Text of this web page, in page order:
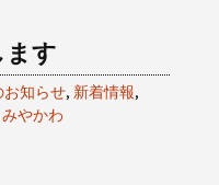
ます
お知らせ, 新着情報,
やかわ